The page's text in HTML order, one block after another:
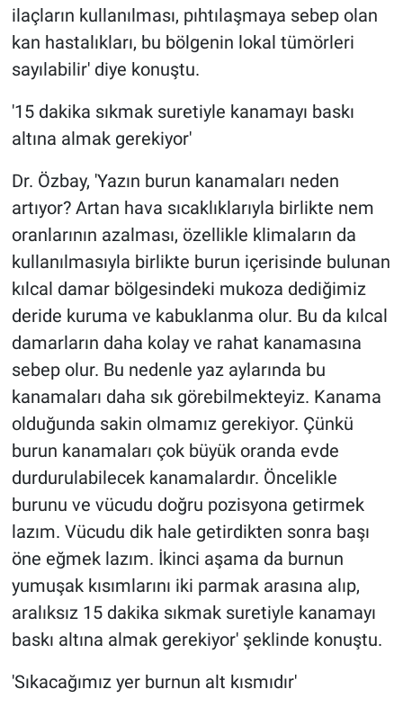
ilaçların kullanılması, pıhtılaşmaya sebep olan
kan hastalıkları, bu bölgenin lokal tümörleri
sayılabilir' diye konuştu.
'15 dakika sıkmak suretiyle kanamayı baskı
altına almak gerekiyor'
Dr. Özbay, 'Yazın burun kanamaları neden
artıyor? Artan hava sıcaklıklarıyla birlikte nem
oranlarının azalması, özellikle klimaların da
kullanılmasıyla birlikte burun içerisinde bulunan
kılcal damar bölgesindeki mukoza dediğimiz
deride kuruma ve kabuklanma olur. Bu da kılcal
damarların daha kolay ve rahat kanamasına
sebep olur. Bu nedenle yaz aylarında bu
kanamaları daha sık görebilmekteyiz. Kanama
olduğunda sakin olmamız gerekiyor. Çünkü
burun kanamaları çok büyük oranda evde
durdurulabilecek kanamalardır. Öncelikle
burunu ve vücudu doğru pozisyona getirmek
lazım. Vücudu dik hale getirdikten sonra başı
öne eğmek lazım. İkinci aşama da burnun
yumuşak kısımlarını iki parmak arasına alıp,
aralıksız 15 dakika sıkmak suretiyle kanamayı
baskı altına almak gerekiyor' şeklinde konuştu.
'Sıkacağımız yer burnun alt kısmıdır'